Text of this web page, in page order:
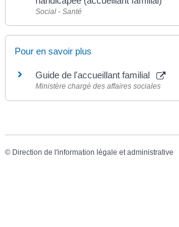
Social - Santé
Pour en savoir plus
Guide de l'accueillant familial
Ministère chargé des affaires sociales
© Direction de l'information légale et administrative